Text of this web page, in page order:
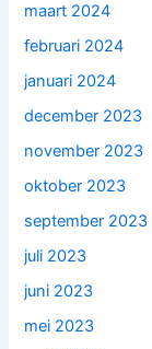
maart 2024
februari 2024
januari 2024
december 2023
november 2023
oktober 2023
september 2023
juli 2023
juni 2023
mei 2023